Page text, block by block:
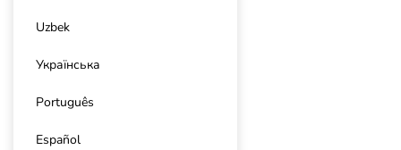
Uzbek
Українська
Português
Español